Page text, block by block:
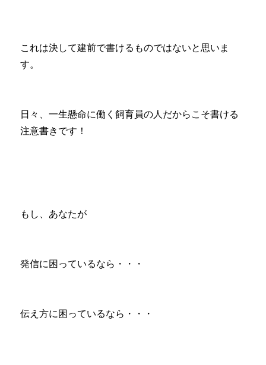
これは決して建前で書けるものではないと思いま
す。
日々、一生懸命に働く飼育員の人だからこそ書ける
注意書きです！
もし、あなたが
発信に困っているなら・・・
伝え方に困っているなら・・・